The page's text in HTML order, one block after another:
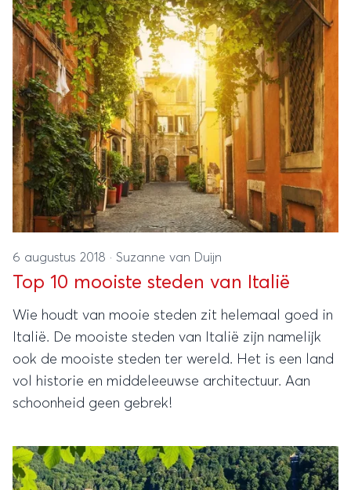
6 augustus 2018 · Suzanne van Duijn
Top 10 mooiste steden van Italië
Wie houdt van mooie steden zit helemaal goed in
Italië. De mooiste steden van Italië zijn namelijk
ook de mooiste steden ter wereld. Het is een land
vol historie en middeleeuwse architectuur. Aan
schoonheid geen gebrek!